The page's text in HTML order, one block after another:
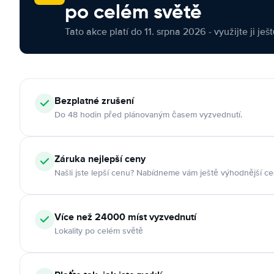
po celém světě
Tato akce platí do 11. srpna 2026 - využijte ji
Bezplatné zrušení
Do 48 hodin před plánovaným časem vyzvednutí.
Záruka nejlepší ceny
Našli jste lepší cenu? Nabídneme vám ještě výhodnější
Více než 24000 míst vyzvednutí
Lokality po celém světě